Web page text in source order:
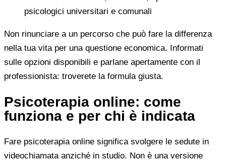
psicologici universitari e comunali
Non rinunciare a un percorso che può fare la differenza
nella tua vita per una questione economica. Informati
sulle opzioni disponibili e parlane apertamente con il
professionista: troverete la formula giusta.
Psicoterapia online: come
funziona e per chi è indicata
Fare psicoterapia online significa svolgere le sedute in
videochiamata anziché in studio. Non è una versione